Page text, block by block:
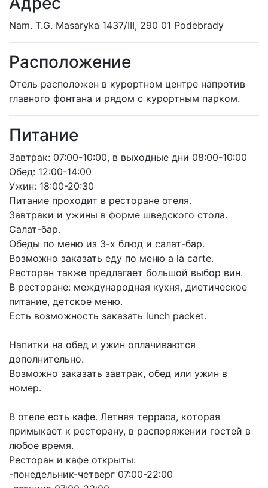
Nam. T.G. Masaryka 1437/III, 290 01 Podеbrady
Расположение
Отель расположен в курортном центре напротив
главного фонтана и рядом с курортным парком.
Питание
Завтрак: 07:00-10:00, в выходные дни 08:00-10:00
Обед: 12:00-14:00
Ужин: 18:00-20:30
Питание проходит в ресторане отеля.
Завтраки и ужины в форме шведского стола.
Салат-бар.
Обеды по меню из 3-х блюд и салат-бар.
Возможно заказать еду по меню a la carte.
Ресторан также предлагает большой выбор вин.
В ресторане: международная кухня, диетическое
питание, детское меню.
Есть возможность заказать lunch packet.
Напитки на обед и ужин оплачиваются
дополнительно.
Возможно заказать завтрак, обед или ужин в
номер.
В отеле есть кафе. Летняя терраса, которая
примыкает к ресторану, в распоряжении гостей в
любое время.
Ресторан и кафе открыты:
-понедельник-четверг 07:00-22:00